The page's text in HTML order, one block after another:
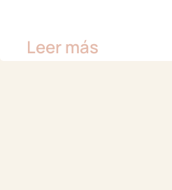
Leer más